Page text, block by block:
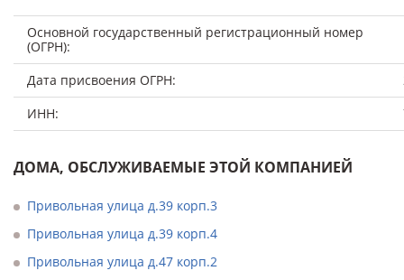
Основной государственный регистрационный номер
(ОГРН):
Дата присвоения ОГРН:
ИНН:
ДОМА, ОБСЛУЖИВАЕМЫЕ ЭТОЙ КОМПАНИЕЙ
Привольная улица д.39 корп.3
Привольная улица д.39 корп.4
Привольная улица д.47 корп.2